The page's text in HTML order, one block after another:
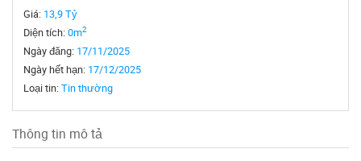
Giá: 13,9 Tỷ
Diện tích:0m2
Ngày đăng: 17/11/2025
Ngày hết hạn: 17/12/2025
Loại tin:Tin thường
Thông tin mô tả